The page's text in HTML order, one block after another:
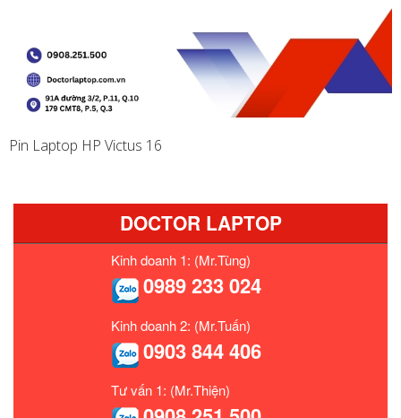
Pin Laptop HP Victus 16
DOCTOR LAPTOP
Kinh doanh 1: (Mr.Tùng)
0989 233 024
Kinh doanh 2: (Mr.Tuấn)
0903 844 406
Tư vấn 1: (Mr.Thiện)